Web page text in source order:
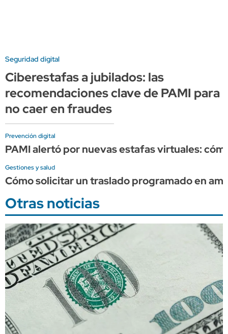
Seguridad digital
Ciberestafas a jubilados: las
recomendaciones clave de PAMI para
no caer en fraudes
Prevención digital
PAMI alertó por nuevas estafas virtuales:
Gestiones y salud
Cómo solicitar un traslado programado en
Otras noticias